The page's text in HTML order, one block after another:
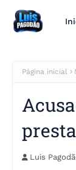
Página inicial
Luis